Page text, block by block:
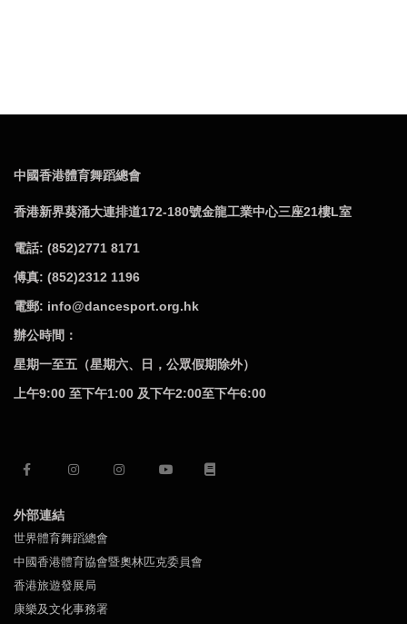
中國香港體育舞蹈總會
香港新界葵涌大連排道172-180號金龍工業中心三座21樓L室
電話: (852)2771 8171
傅真: (852)2312 1196
電郵: info@dancesport.org.hk
辦公時間：
星期一至五（星期六、日，公眾假期除外）
上午9:00 至下午1:00 及下午2:00至下午6:00
外部連結
世界體育舞蹈總會
中國香港體育協會暨奧林匹克委員會
香港旅遊發展局
康樂及文化事務署